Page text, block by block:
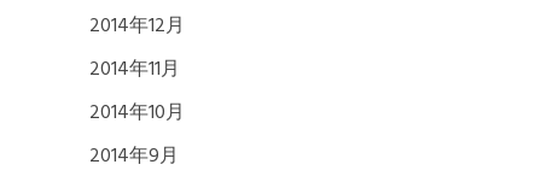
2014年12月
2014年11月
2014年10月
2014年9月